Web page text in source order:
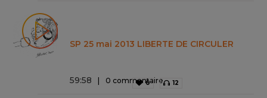
SP 25 mai 2013 LIBERTE DE CIRCULER
59:58 0 commentaire
0 12